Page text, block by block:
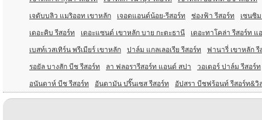
เจดับบลิว แมริออท เขาหลัก เจอดแอนด์น้อย-รีสอร์ท ช่องฟ้า รีสอร์ท เซนซิ
เดอะคิบ รีสอร์ท เดอะแซนด์ เขาหลัก บาย กะตะธานี เดอะทาโคล่า รีสอร์ท แ
เบสท์เวสเทิร์น พรีเมียร์ เขาหลัก ปาล์ม แกลเลอเรีย รีสอร์ท ฟานารี่ เขาหลัก รี
รอยัล บางสัก บีช รีสอร์ท ลา ฟลอรารีสอร์ท แอนด์ สปา วอเตอร์ ปาล์ม รีสอร์ท
อนันดาห์ บีช รีสอร์ท อันดามัน ปริ๊นเซส รีสอร์ท อัปสรา บีชฟร้อนท์ รีสอร์ท&วิ